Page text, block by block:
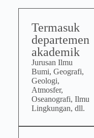
Termasuk
departemen
akademik
Jurusan Ilmu
Bumi, Geografi,
Geologi,
Atmosfer,
Oseanografi, Ilmu
Lingkungan, dll.